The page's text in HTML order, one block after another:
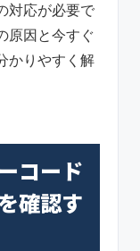
対応が必要で
原因と今すぐ
かりやすく解
コード
確認す